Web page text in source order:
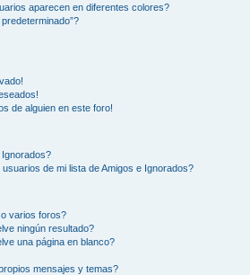
aparecen en diferentes colores?
de alguien en este foro!
Ignorados?
de mi lista de Amigos e Ignorados?
varios foros?
ningún resultado?
una página en blanco?
mensajes y temas?